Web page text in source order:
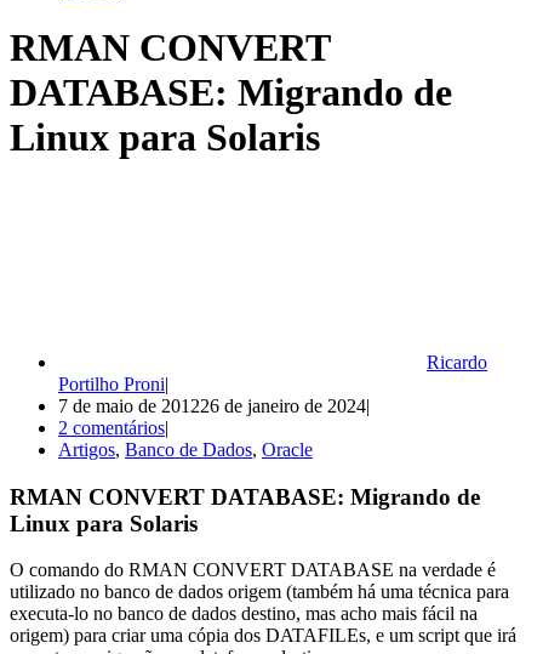
RMAN CONVERT
DATABASE: Migrando de
Linux para Solaris
Ricardo
Portilho Proni
7 de maio de 201226 de janeiro de 2024
2 comentários
Artigos, Banco de Dados, Oracle
RMAN CONVERT DATABASE: Migrando de
Linux para Solaris
O comando do RMAN CONVERT DATABASE na verdade é
utilizado no banco de dados origem (também há uma técnica para
executa-lo no banco de dados destino, mas acho mais fácil na
origem) para criar uma cópia dos DATAFILEs, e um script que irá